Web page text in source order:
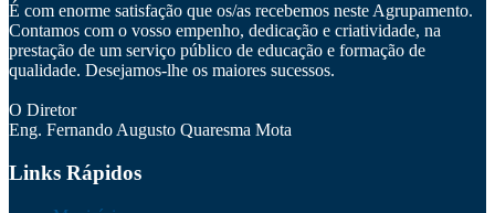
É com enorme satisfação que os/as recebemos neste Agrupamento.
Contamos com o vosso empenho, dedicação e criatividade, na
prestação de um serviço público de educação e formação de
qualidade. Desejamos-lhe os maiores sucessos.
O Diretor
Eng. Fernando Augusto Quaresma Mota
Links Rápidos